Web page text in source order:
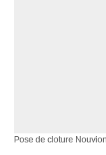
Pose de cloture